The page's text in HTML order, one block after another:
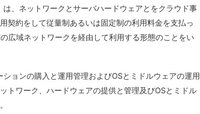
、ネットワークとサーバハードウェアとをクラウド事
契約をして従量制あるいは固定制の利用料金を支払っ
広域ネットワークを経由して利用する形態のことをい
ョンの購入と運用管理およびOSとミドルウェアの運用
トワーク、ハードウェアの提供と管理及びOSとミドル